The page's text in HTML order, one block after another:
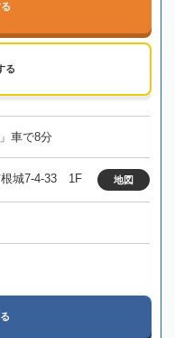
る
車で8分
根城7-4-33 1F 地図